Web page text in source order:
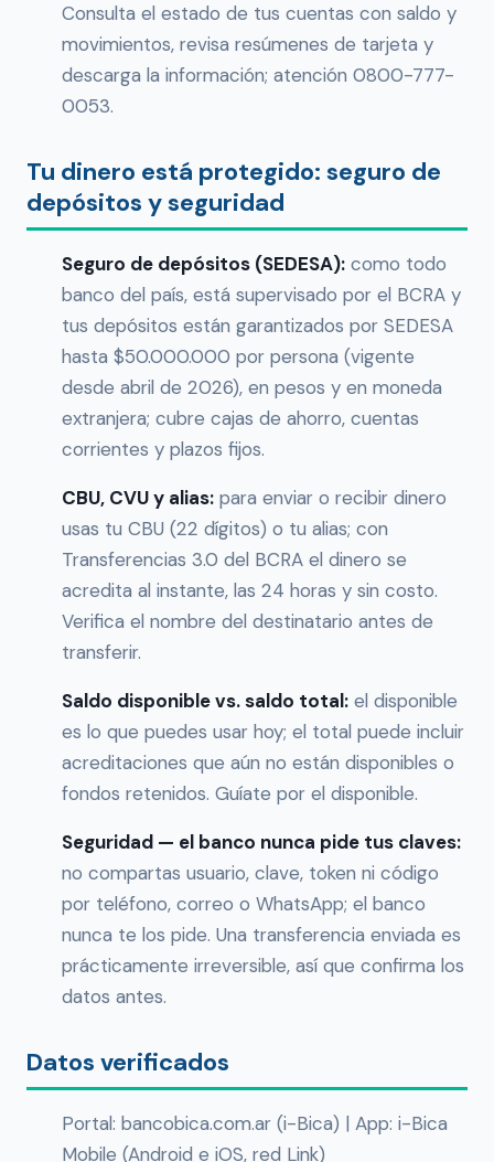
Consulta el estado de tus cuentas con saldo y
movimientos, revisa resúmenes de tarjeta y
descarga la información; atención 0800-777-
0053.
Tu dinero está protegido: seguro de
depósitos y seguridad
Seguro de depósitos (SEDESA): como todo
banco del país, está supervisado por el BCRA y
tus depósitos están garantizados por SEDESA
hasta $50.000.000 por persona (vigente
desde abril de 2026), en pesos y en moneda
extranjera; cubre cajas de ahorro, cuentas
corrientes y plazos fijos.
CBU, CVU y alias: para enviar o recibir dinero
usas tu CBU (22 dígitos) o tu alias; con
Transferencias 3.0 del BCRA el dinero se
acredita al instante, las 24 horas y sin costo.
Verifica el nombre del destinatario antes de
transferir.
Saldo disponible vs. saldo total: el disponible
es lo que puedes usar hoy; el total puede incluir
acreditaciones que aún no están disponibles o
fondos retenidos. Guíate por el disponible.
Seguridad — el banco nunca pide tus claves:
no compartas usuario, clave, token ni código
por teléfono, correo o WhatsApp; el banco
nunca te los pide. Una transferencia enviada es
prácticamente irreversible, así que confirma los
datos antes.
Datos verificados
Portal: bancobica.com.ar (i-Bica) | App: i-Bica
Mobile (Android e iOS, red Link)